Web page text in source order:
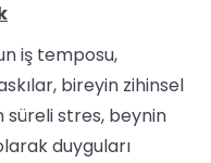
iş temposu,
bireyin zihinsel
süreli stres, beynin
duyguları